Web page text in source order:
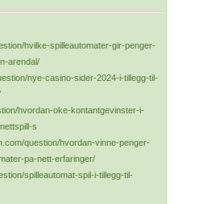
hvilke-spilleautomater-gir-penger-
arendal/
nye-casino-sider-2024-i-tillegg-til-
hvordan-oke-kontantgevinster-i-
s
question/hvordan-vinne-penger-
pa-nett-erfaringer/
spilleautomat-spil-i-tillegg-til-